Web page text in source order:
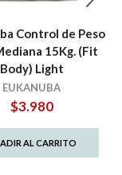
Control de Peso
15Kg. (Fit
Body) Light
EUKANUBA
$3.980
AL CARRITO